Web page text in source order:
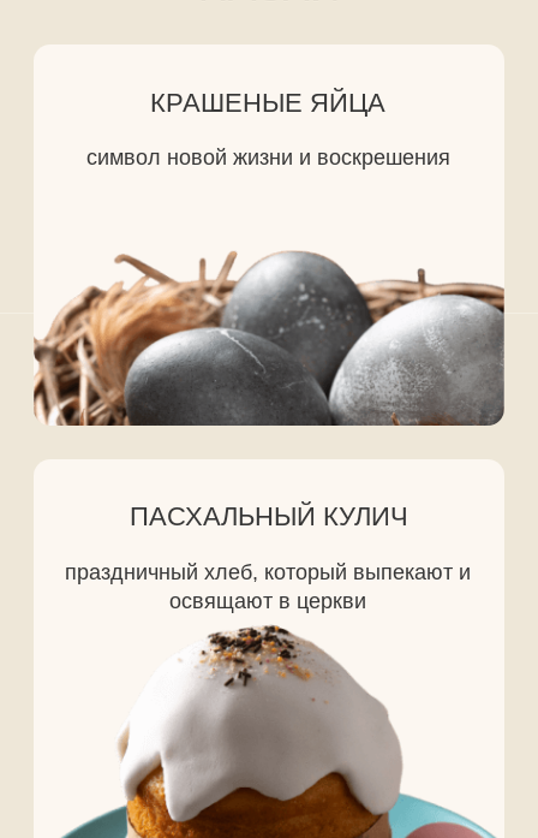
году. Этот праздник слился с народными
Со временем на Пасху появились особые
русские традиции: печь куличи, делать
творожные пасхи, красить яйца и устраивать
праздничные гуляния.
КОНТАКТЫ ДЛЯ СВЯЗИ С